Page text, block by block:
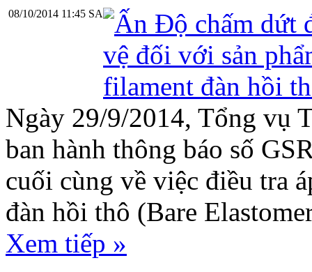
08/10/2014 11:45 SA
Ngày 29/9/2014, Tổng vụ
ban hành thông báo số
cuối cùng về việc điều tra
đàn hồi thô (Bare
Xem tiếp »